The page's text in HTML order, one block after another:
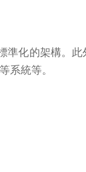
化的架構。
系統等。